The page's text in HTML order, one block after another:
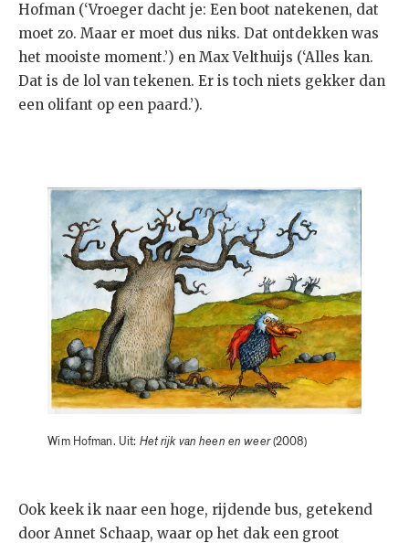
Hofman (‘Vroeger dacht je: Een boot natekenen, dat
moet zo. Maar er moet dus niks. Dat ontdekken was
het mooiste moment.’) en Max Velthuijs (‘Alles kan.
Dat is de lol van tekenen. Er is toch niets gekker dan
een olifant op een paard.’).
Wim Hofman. Uit: Het rijk van heen en weer(2008)
Ook keek ik naar een hoge, rijdende bus, getekend
door Annet Schaap, waar op het dak een groot